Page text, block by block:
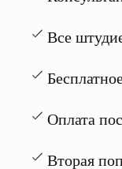
Все
Оплата
Вторая